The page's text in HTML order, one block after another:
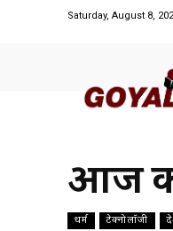
Saturday, August 8,
आज
धर्म टेक्नोलॉजी